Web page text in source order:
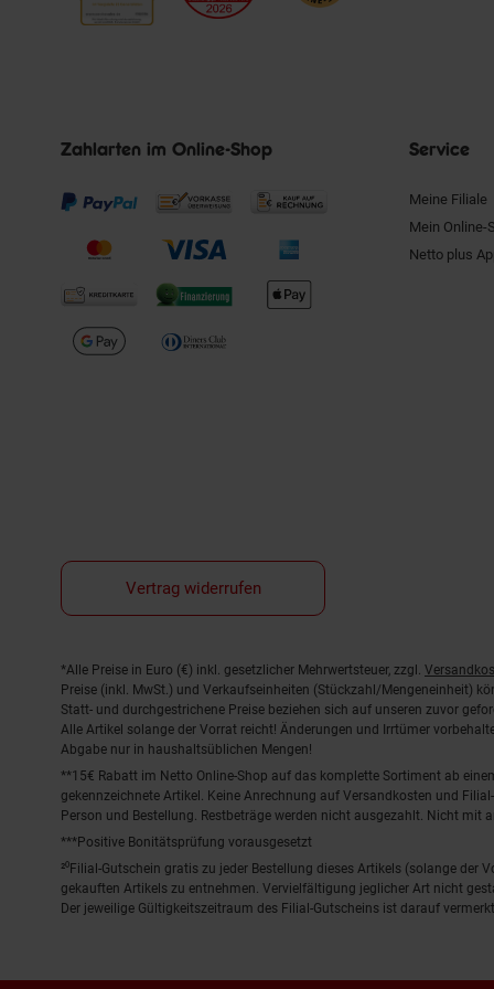
Zahlarten im Online-Shop Service
Meine Filiale
Mein Online-
Netto plus
Vertrag widerrufen
Fußnoten
*Alle Preise in Euro (€) inkl. gesetzlicher Mehrwertsteuer, zzgl.
Preise (inkl. MwSt.) und Verkaufseinheiten (Stückzahl/Mengeneinheit)
Statt- und durchgestrichene Preise beziehen sich auf unseren zuvor
Alle Artikel solange der Vorrat reicht! Änderungen und Irrtümer
Abgabe nur in haushaltsüblichen Mengen!
**15€ Rabatt im Netto Online-Shop auf das komplette Sortiment ab
gekennzeichnete Artikel. Keine Anrechnung auf Versandkosten und
Person und Bestellung. Restbeträge werden nicht ausgezahlt. Nicht mit
***Positive Bonitätsprüfung vorausgesetzt
²⁰Filial-Gutschein gratis zu jeder Bestellung dieses Artikels (solange
gekauften Artikels zu entnehmen. Vervielfältigung jeglicher Art nicht
Der jeweilige Gültigkeitszeitraum des Filial-Gutscheins ist darauf